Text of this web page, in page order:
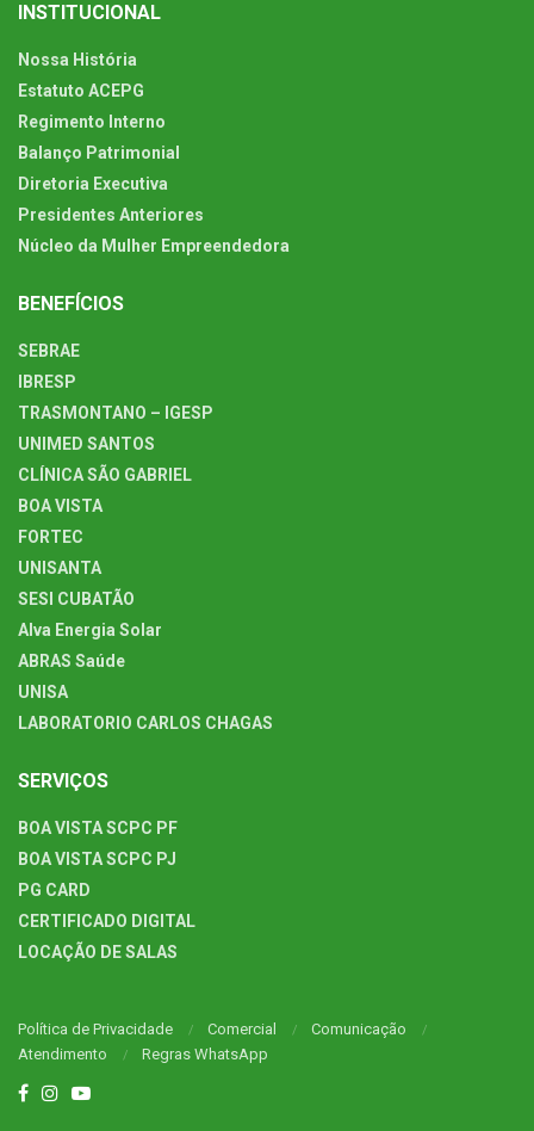
INSTITUCIONAL
Nossa História
Estatuto ACEPG
Regimento Interno
Balanço Patrimonial
Diretoria Executiva
Presidentes Anteriores
Núcleo da Mulher Empreendedora
BENEFÍCIOS
SEBRAE
IBRESP
TRASMONTANO – IGESP
UNIMED SANTOS
CLÍNICA SÃO GABRIEL
BOA VISTA
FORTEC
UNISANTA
SESI CUBATÃO
Alva Energia Solar
ABRAS Saúde
UNISA
LABORATORIO CARLOS CHAGAS
SERVIÇOS
BOA VISTA SCPC PF
BOA VISTA SCPC PJ
PG CARD
CERTIFICADO DIGITAL
LOCAÇÃO DE SALAS
Política de Privacidade Comercial
Comunicação
Atendimento
Regras WhatsApp